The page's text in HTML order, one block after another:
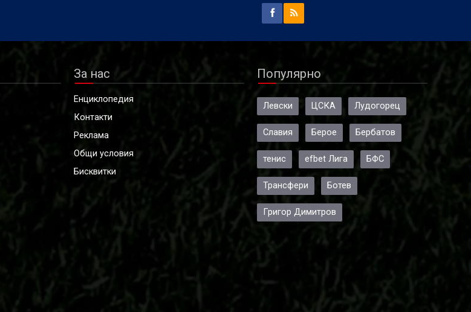
За нас
Енциклопедия
Контакти
Реклама
Общи условия
Бисквитки
Популярно
Левски ЦСКА Лудогорец
Славия Берое Бербатов
тенис efbet Лига БФС
Трансфери Ботев
Григор Димитров